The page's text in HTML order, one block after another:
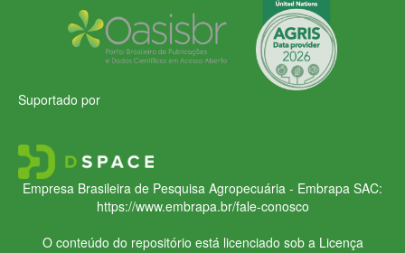
Suportado por
Empresa Brasileira de Pesquisa Agropecuária - Embrapa SAC:
https://www.embrapa.br/fale-conosco
O conteúdo do repositório está licenciado sob a Licença